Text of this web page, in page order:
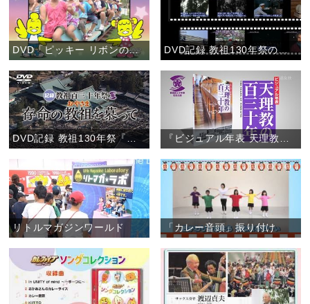
DVD「ピッキー リボンのレッツゴー！こどもおぢばがえり」(お知らせ)
DVD記録 教祖130年祭『存命の教祖を慕って』 『ビジュアル年表 天理教の百三十年』 【書籍案内】
リトルマガジンワールド 「カレー音頭」振り付け